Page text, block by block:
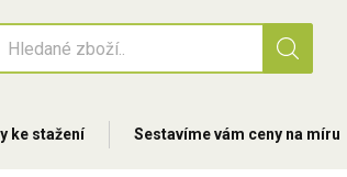
ke stažení Sestavíme vám ceny na míru